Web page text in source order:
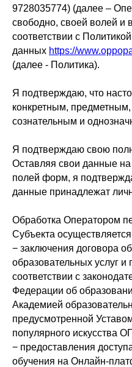
9728035774) (далее –
свободно, своей волей и
соответствии с
данных https://
(далее - Политика).
Я подтверждаю, что
конкретным,
сознательным и
Я подтверждаю свою
Оставляя свои данные
полей форм, я
данные принадлежат
Обработка Оператором
Субъекта
− заключения договора
образовательных услуг
соответствии с
Федерации об
Академией
предусмотренной
популярного искусства
− предоставления
обучения на Онлайн-